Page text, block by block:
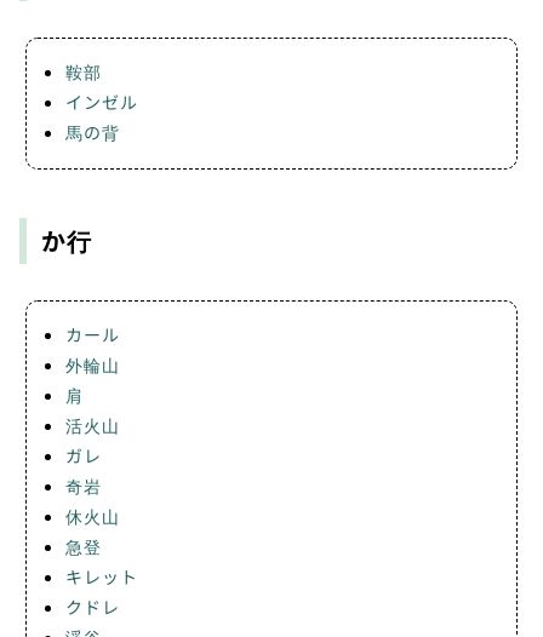
鞍部
インゼル
馬の背
か行
カール
外輪山
肩
活火山
ガレ
奇岩
休火山
急登
キレット
クドレ